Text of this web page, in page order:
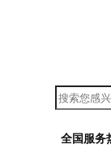
全国服务